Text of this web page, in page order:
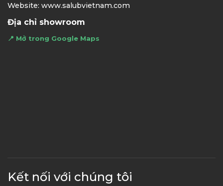
Website: www.salubvietnam.com
Địa chỉ showroom
📍 Mở trong Google Maps
Kết nối với chúng tôi